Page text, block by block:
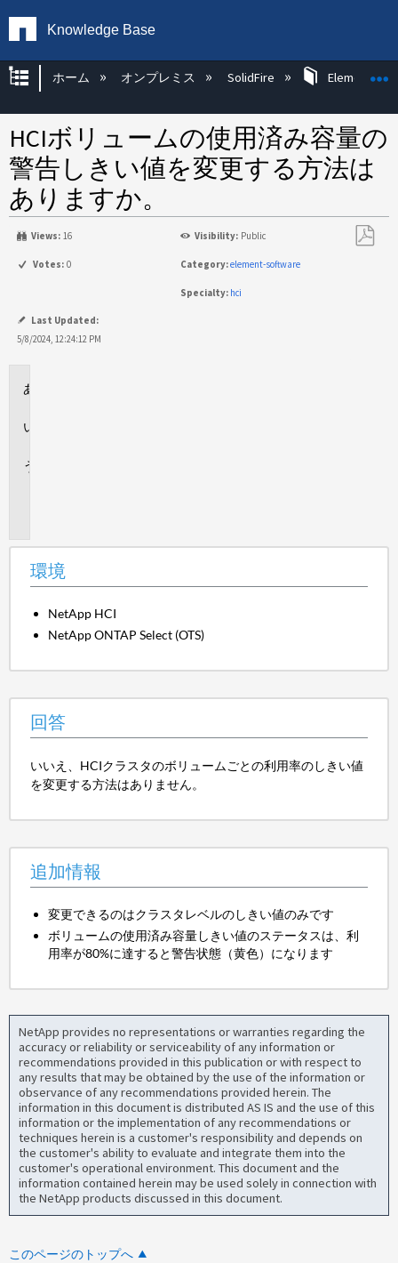
Knowledge Base
グローバル階層を展開/折りたたむ
ホーム オンプレミス SolidFire Element OS
HCIボリュームの使用済み容量の
警告しきい値を変更する方法は
ありますか。
Views: 16 Visibility: Public
Votes: 0 Category:element-software
Specialty: hci
Last Updated:
5/8/2024, 12:24:12 PM
環境
NetApp HCI
NetApp ONTAP Select (OTS)
回答
いいえ、HCIクラスタのボリュームごとの利用率のしきい値
を変更する方法はありません。
追加情報
変更できるのはクラスタレベルのしきい値のみです
ボリュームの使用済み容量しきい値のステータスは、利
用率が80%に達すると警告状態（黄色）になります
NetApp provides no representations or warranties regarding the
accuracy or reliability or serviceability of any information or
recommendations provided in this publication or with respect to
any results that may be obtained by the use of the information or
observance of any recommendations provided herein. The
information in this document is distributed AS IS and the use of this
information or the implementation of any recommendations or
techniques herein is a customer's responsibility and depends on
the customer's ability to evaluate and integrate them into the
customer's operational environment. This document and the
information contained herein may be used solely in connection with
the NetApp products discussed in this document.
このページのトップへ